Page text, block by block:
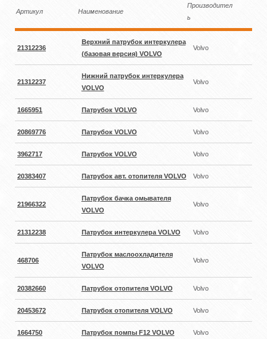
Артикул Наименование
Производител
ь
21312236
Верхний патрубок интеркулера
(базовая версия) VOLVO
Volvo
21312237
Нижний патрубок интеркулера
VOLVO
Volvo
1665951 Патрубок VOLVO Volvo
20869776 Патрубок VOLVO Volvo
3962717 Патрубок VOLVO Volvo
20383407 Патрубок авт. отопителя VOLVO Volvo
21966322
Патрубок бачка омывателя
VOLVO
Volvo
21312238 Патрубок интеркулера VOLVO Volvo
468706
Патрубок маслоохладителя
VOLVO
Volvo
20382660 Патрубок отопителя VOLVO Volvo
20453672 Патрубок отопителя VOLVO Volvo
1664750 Патрубок помпы F12 VOLVO Volvo